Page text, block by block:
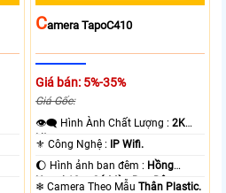
CAmera TapoC410
Giá bán: 5%-35%
Giá Gốc:
👁️‍🗨 Hình Ành Chất Lượng :2K
Lite .
⚜️ Công Nghệ :
IP Wifi.
🌔 Hình ảnh ban đêm : Hồng
Ngoại 10m Có Màu Ban Ðêm.
❄ Camera Theo MẫuThân Plastic.